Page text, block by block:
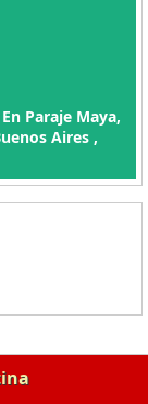
Paraje Maya,
Aires ,